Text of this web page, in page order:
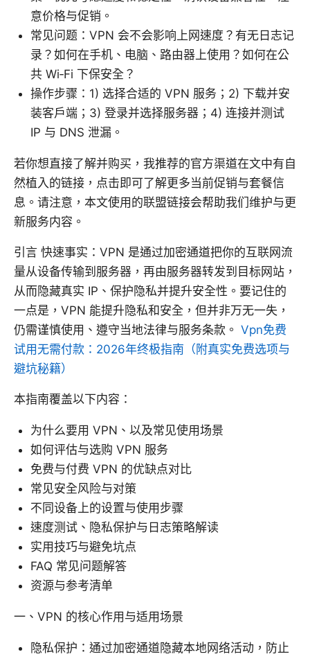
意价格与促销。
常见问题：VPN 会不会影响上网速度？有无日志记
录？如何在手机、电脑、路由器上使用？如何在公
共 Wi‑Fi 下保安全？
操作步骤：1) 选择合适的 VPN 服务；2) 下载并安
装客户端；3) 登录并选择服务器；4) 连接并测试
IP 与 DNS 泄漏。
若你想直接了解并购买，我推荐的官方渠道在文中有自
然植入的链接，点击即可了解更多当前促销与套餐信
息。请注意，本文使用的联盟链接会帮助我们维护与更
新服务内容。
引言 快速事实：VPN 是通过加密通道把你的互联网流
量从设备传输到服务器，再由服务器转发到目标网站，
从而隐藏真实 IP、保护隐私并提升安全性。要记住的
一点是，VPN 能提升隐私和安全，但并非万无一失，
仍需谨慎使用、遵守当地法律与服务条款。 Vpn免费
试用无需付款：2026年终极指南（附真实免费选项与
避坑秘籍）
本指南覆盖以下内容：
为什么要用 VPN、以及常见使用场景
如何评估与选购 VPN 服务
免费与付费 VPN 的优缺点对比
常见安全风险与对策
不同设备上的设置与使用步骤
速度测试、隐私保护与日志策略解读
实用技巧与避免坑点
FAQ 常见问题解答
资源与参考清单
一、VPN 的核心作用与适用场景
隐私保护：通过加密通道隐藏本地网络活动，防止